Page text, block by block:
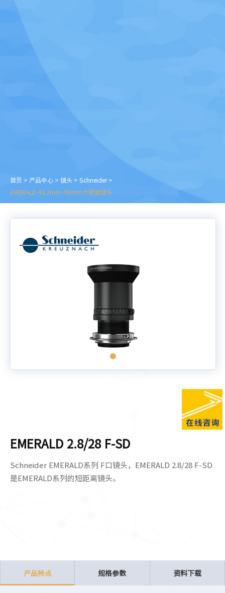
首页 > 产品中心 > 镜头 > Schneider >
EMERALD 43.2mm~90mm大靶面镜头
EMERALD 2.8/28 F-SD
Schneider EMERALD系列 F口镜头，EMERALD 2.8/28 F-SD
是EMERALD系列的短距离镜头。
产品特点 规格参数 资料下载